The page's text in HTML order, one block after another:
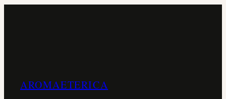
AROMAETERICA